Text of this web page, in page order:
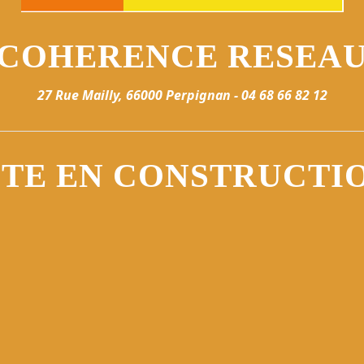
27 Rue Mailly, 66000 Perpignan -04 68 66 82 12
EN